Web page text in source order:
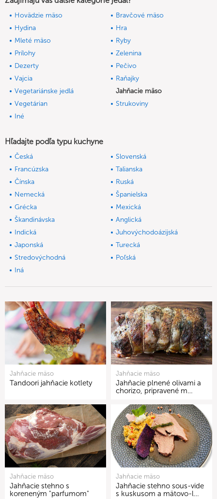
Hovädzie mäso
Bravčové mäso
Hydina
Hra
Mleté mäso
Ryby
Prílohy
Zelenina
Dezerty
Pečivo
Vajcia
Raňajky
Vegetariánske jedlá
Jahňacie mäso
Vegetárian
Strukoviny
Iné
Hľadajte podľa typu kuchyne
Česká
Slovenská
Francúzska
Talianska
Čínska
Ruská
Nemecká
Španielska
Grécka
Mexická
Škandinávska
Anglická
Indická
Juhovýchodoázijská
Japonská
Turecká
Stredovýchodná
Poľská
Iná
Jahňacie mäso
Tandoori jahňacie kotlety
Jahňacie mäso
Jahňacie plnené olivami a
chorizo, pripravené m…
Jahňacie mäso
Jahňacie stehno s
koreneným "parfumom"
Jahňacie mäso
Jahňacie stehno sous-vide
s kuskusom a mätovo-l…